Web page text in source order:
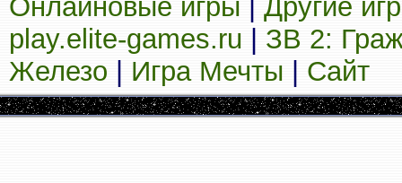
Онлайновые игры
Другие
play.elite-games.ru
ЗВ 2:
Железо
Игра Мечты Сайт